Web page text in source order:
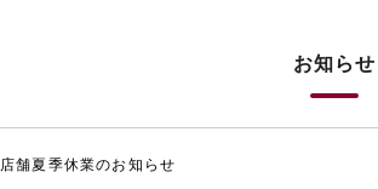
お知らせ
店舗夏季休業のお知らせ